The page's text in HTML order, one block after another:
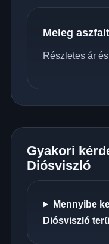
Meleg
Részletes ár
Gyakori
Diósviszló
Mennyibe
Diósviszló